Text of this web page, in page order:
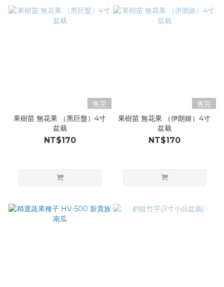
售完
果樹苗 無花果 （黑巨盤）4寸
盆栽
NT$170
售完
果樹苗 無花果 （伊朗姬）4寸
盆栽
NT$170